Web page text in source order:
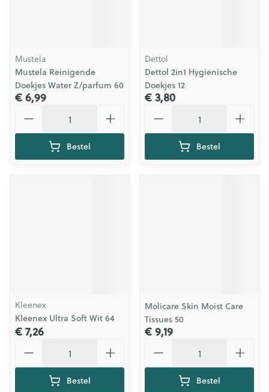
Mustela
Mustela Reinigende
Doekjes Water Z/parfum 60
€ 6,99
Bestel
Dettol
Dettol 2in1 Hygienische
Doekjes 12
€ 3,80
Bestel
Kleenex
Kleenex Ultra Soft Wit 64
€ 7,26
Bestel
Molicare Skin Moist Care
Tissues 50
€ 9,19
Bestel